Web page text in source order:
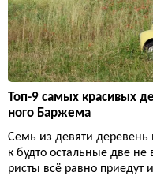
Топ-9 самых красивых
ного Баржема
Семь из девяти деревень
к будто остальные две не
ристы всё равно приедут